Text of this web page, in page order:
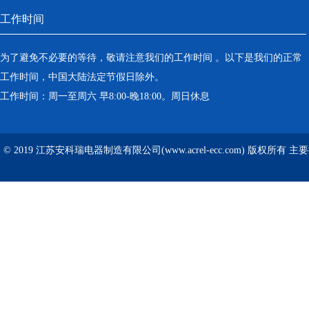
工作时间
为了避免不必要的等待，敬请注意我们的工作时间 。以下是我们的正常
工作时间，中国大陆法定节假日除外。
工作时间：周一至周六 早8:00-晚18:00。周日休息
© 2019 江苏安科瑞电器制造有限公司(www.acrel-ecc.com) 版权所有 主